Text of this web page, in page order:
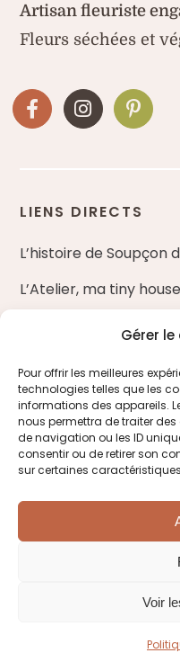
Gérer
Pour offrir les meilleures
technologies telles que les
informations des appareils.
nous permettra de traiter
de navigation ou les ID
consentir ou de retirer son
sur certaines
Voir
Artisan fleuriste
Fleurs séchées et
LIENS DIRECTS
L’histoire de Soupçon
L’Atelier, ma tiny house
Nos ateliers d’art floral
Entreprises et
ME CONTACTER
Tél. : 06 85 65 32